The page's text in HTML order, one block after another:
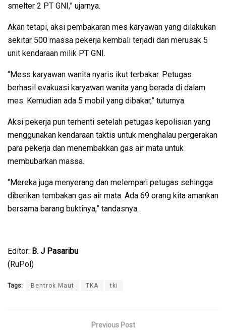
smelter 2 PT GNI,” ujarnya.
Akan tetapi, aksi pembakaran mes karyawan yang dilakukan
sekitar 500 massa pekerja kembali terjadi dan merusak 5
unit kendaraan milik PT GNI.
“Mess karyawan wanita nyaris ikut terbakar. Petugas
berhasil evakuasi karyawan wanita yang berada di dalam
mes. Kemudian ada 5 mobil yang dibakar,” tuturnya.
Aksi pekerja pun terhenti setelah petugas kepolisian yang
menggunakan kendaraan taktis untuk menghalau pergerakan
para pekerja dan menembakkan gas air mata untuk
membubarkan massa.
“Mereka juga menyerang dan melempari petugas sehingga
diberikan tembakan gas air mata. Ada 69 orang kita amankan
bersama barang buktinya,” tandasnya.
Editor: B. J Pasaribu
(RuPol)
Tags: Bentrok Maut TKA tki
Previous Post